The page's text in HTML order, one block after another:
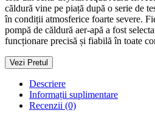
căldură vine pe piață după o serie de
în condiții atmosferice foarte severe.
pompă de căldură aer-apă a fost
funcționare precisă și fiabilă în toate
Vezi Pretul
Descriere
Informații suplimentare
Recenzii (0)